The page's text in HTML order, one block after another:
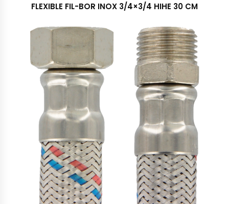
FLEXIBLE FIL-BOR INOX 3/4×3/4 HIHE 30 CM